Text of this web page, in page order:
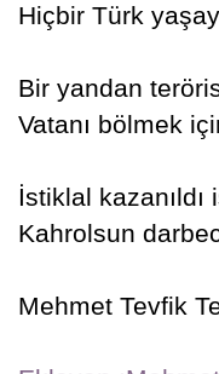
Hiçbir Türk
Bir yandan
Vatanı bölmek
İstiklal
Kahrolsun
Mehmet Tevfik